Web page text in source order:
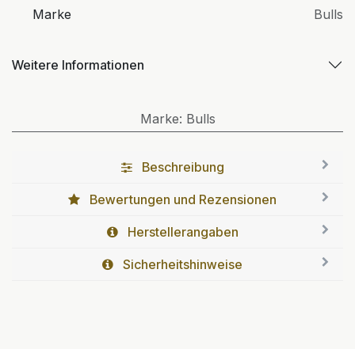
Marke Bulls
Weitere Informationen
Marke: Bulls
Beschreibung
Bewertungen und Rezensionen
Herstellerangaben
Sicherheitshinweise